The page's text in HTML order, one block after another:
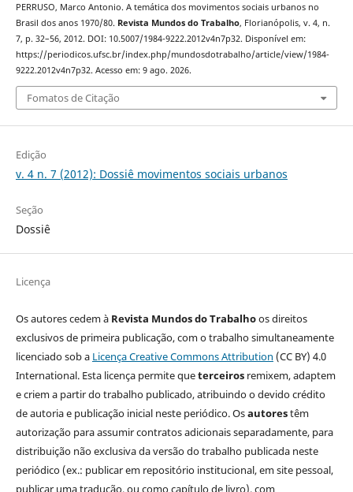
PERRUSO, Marco Antonio. A temática dos movimentos sociais urbanos no
Brasil dos anos 1970/80. Revista Mundos do Trabalho, Florianópolis, v. 4, n.
7, p. 32–56, 2012. DOI: 10.5007/1984-9222.2012v4n7p32. Disponível em:
https://periodicos.ufsc.br/index.php/mundosdotrabalho/article/view/1984-
9222.2012v4n7p32. Acesso em: 9 ago. 2026.
Fomatos de Citação
Edição
v. 4 n. 7 (2012): Dossiê movimentos sociais urbanos
Seção
Dossiê
Licença
Os autores cedem à Revista Mundos do Trabalhoos direitos
exclusivos de primeira publicação, com o trabalho simultaneamente
licenciado sob a Licença Creative Commons Attribution (CC BY) 4.0
International. Esta licença permite queterceirosremixem, adaptem
e criem a partir do trabalho publicado, atribuindo o devido crédito
de autoria e publicação inicial neste periódico. Osautorestêm
autorização para assumir contratos adicionais separadamente, para
distribuição não exclusiva da versão do trabalho publicada neste
periódico (ex.: publicar em repositório institucional, em site pessoal,
publicar uma tradução, ou como capítulo de livro), com